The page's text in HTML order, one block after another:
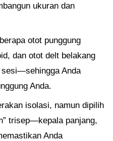
ukuran dan
otot punggung
dan otot delt belakang
sesi—sehingga Anda
Anda.
isolasi, namun dipilih
trisep—kepala panjang,
Anda